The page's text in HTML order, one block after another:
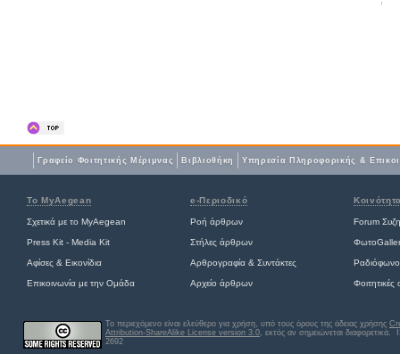
Γραφείο Φοιτητικής Μέριμνας Βιβλιοθήκη Yπηρεσία Πληροφορικής &
Το MyAegean e-Περιοδικό
Σχετικά με το MyAegean Ροή άρθρων Forum
Press Kit - Media Kit Στήλες άρθρων
Αφίσες & Εικονίδια Αρθρογραφία & Συντάκτες Ραδιόφωνο
Επικοινωνία με την Ομάδα Αρχείο άρθρων
Το περιεχόμενο είναι ελεύθερο για χρήση, υπό τους όρους της άδειας χρήσης
Attribution-ShareAlike License version 3.0, εκτός αν σημειώνεται διαφορετικά.
2692